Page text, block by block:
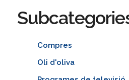
Compres
Oli d'oliva